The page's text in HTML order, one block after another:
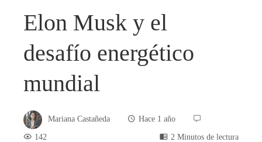
Elon Musk y el
desafío energético
mundial
Mariana Castañeda
Hace 1 año
142
2 Minutos de lectura